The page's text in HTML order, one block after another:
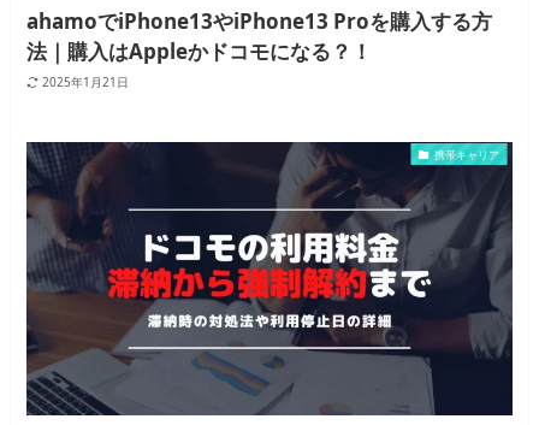
ahamoでiPhone13やiPhone13 Proを購入する方
法｜購入はAppleかドコモになる？！
2025年1月21日
携帯キャリア